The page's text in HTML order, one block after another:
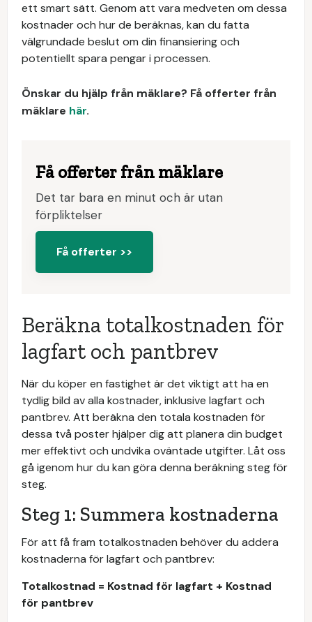
ett smart sätt. Genom att vara medveten om dessa
kostnader och hur de beräknas, kan du fatta
välgrundade beslut om din finansiering och
potentiellt spara pengar i processen.
Önskar du hjälp från mäklare? Få offerter från
mäklare här.
Få offerter från mäklare
Det tar bara en minut och är utan
förpliktelser
Få offerter >>
Beräkna totalkostnaden för
lagfart och pantbrev
När du köper en fastighet är det viktigt att ha en
tydlig bild av alla kostnader, inklusive lagfart och
pantbrev. Att beräkna den totala kostnaden för
dessa två poster hjälper dig att planera din budget
mer effektivt och undvika oväntade utgifter. Låt oss
gå igenom hur du kan göra denna beräkning steg för
steg.
Steg 1: Summera kostnaderna
För att få fram totalkostnaden behöver du addera
kostnaderna för lagfart och pantbrev:
Totalkostnad = Kostnad för lagfart + Kostnad
för pantbrev